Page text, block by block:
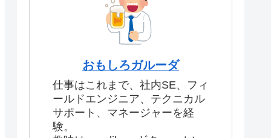
おもしろガルーダ
仕事はこれまで、社内SE、フィ
ールドエンジニア、テクニカル
サポート、マネージャーを経
験。